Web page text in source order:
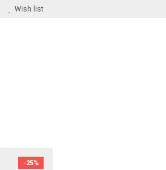
Wish list
-25%